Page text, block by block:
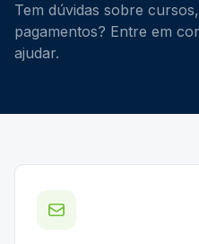
Tem dúvidas sobre
pagamentos? Entre em
ajudar.